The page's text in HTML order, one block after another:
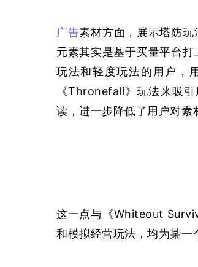
广告素材方面，展示塔防
元素其实是基于买量平台
玩法和轻度玩法的用户，
《Thronefall》玩法来吸
读，进一步降低了用户对素
这一点与《Whiteout
和模拟经营玩法，均为某一